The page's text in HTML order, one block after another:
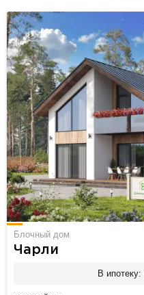
Блочный дом
Чарли
В ипотеку: